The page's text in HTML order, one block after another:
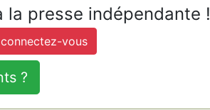
la presse indépendante !
connectez-vous
?